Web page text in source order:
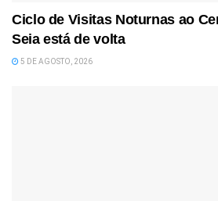
Ciclo de Visitas Noturnas ao
Seia está de volta
5 DE AGOSTO, 2026